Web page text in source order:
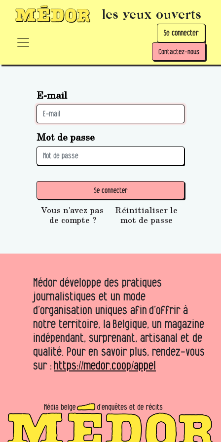
les yeux ouverts
Se connecter
Contactez-nous
E-mail
Mot de passe
Se connecter
Vous n'avez pas
de compte ?
Réinitialiser le
mot de passe
Médor développe des pratiques
journalistiques et un mode
d’organisation uniques afin d’offrir à
notre territoire, la Belgique, un magazine
indépendant, surprenant, artisanal et de
qualité. Pour en savoir plus, rendez-vous
sur : https://medor.coop/appel